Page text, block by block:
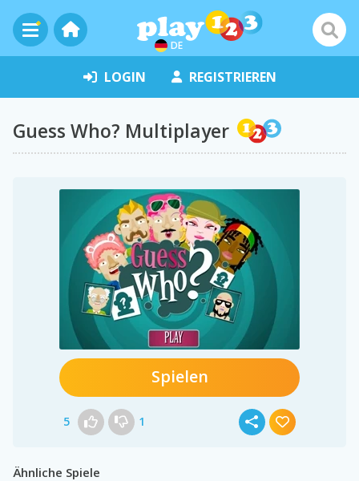
DE
LOGIN REGISTRIEREN
Guess Who? Multiplayer
Spielen
5 1
Ähnliche Spiele